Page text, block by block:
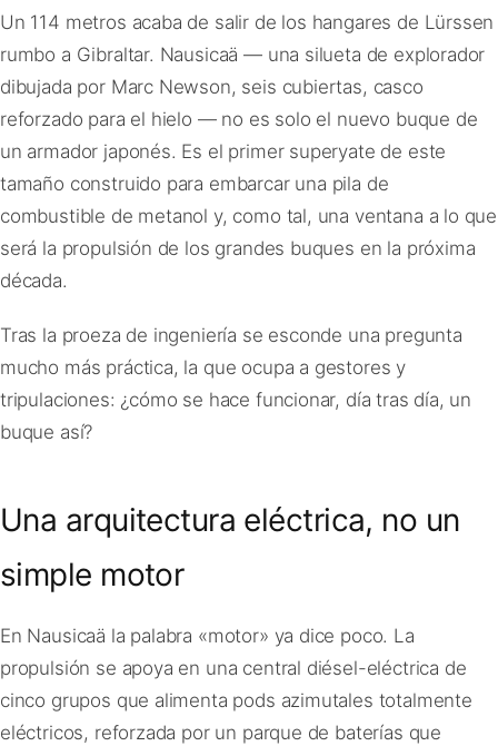
Un 114 metros acaba de salir de los hangares de Lürssen
rumbo a Gibraltar. Nausicaä — una silueta de explorador
dibujada por Marc Newson, seis cubiertas, casco
reforzado para el hielo — no es solo el nuevo buque de
un armador japonés. Es el primer superyate de este
tamaño construido para embarcar una pila de
combustible de metanol y, como tal, una ventana a lo que
será la propulsión de los grandes buques en la próxima
década.
Tras la proeza de ingeniería se esconde una pregunta
mucho más práctica, la que ocupa a gestores y
tripulaciones: ¿cómo se hace funcionar, día tras día, un
buque así?
Una arquitectura eléctrica, no un
simple motor
En Nausicaä la palabra «motor» ya dice poco. La
propulsión se apoya en una central diésel-eléctrica de
cinco grupos que alimenta pods azimutales totalmente
eléctricos, reforzada por un parque de baterías que